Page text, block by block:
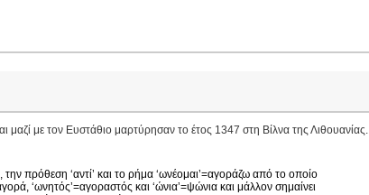
μαζί με τον Ευστάθιο μαρτύρησαν το έτος 1347 στη Βίλνα της Λιθουανίας.
πρόθεση ‘αντί’ και το ρήμα ‘ωνέομαι’=αγοράζω από το οποίο
‘ωνητός’=αγοραστός και ‘ώνια’=ψώνια και μάλλον σημαίνει